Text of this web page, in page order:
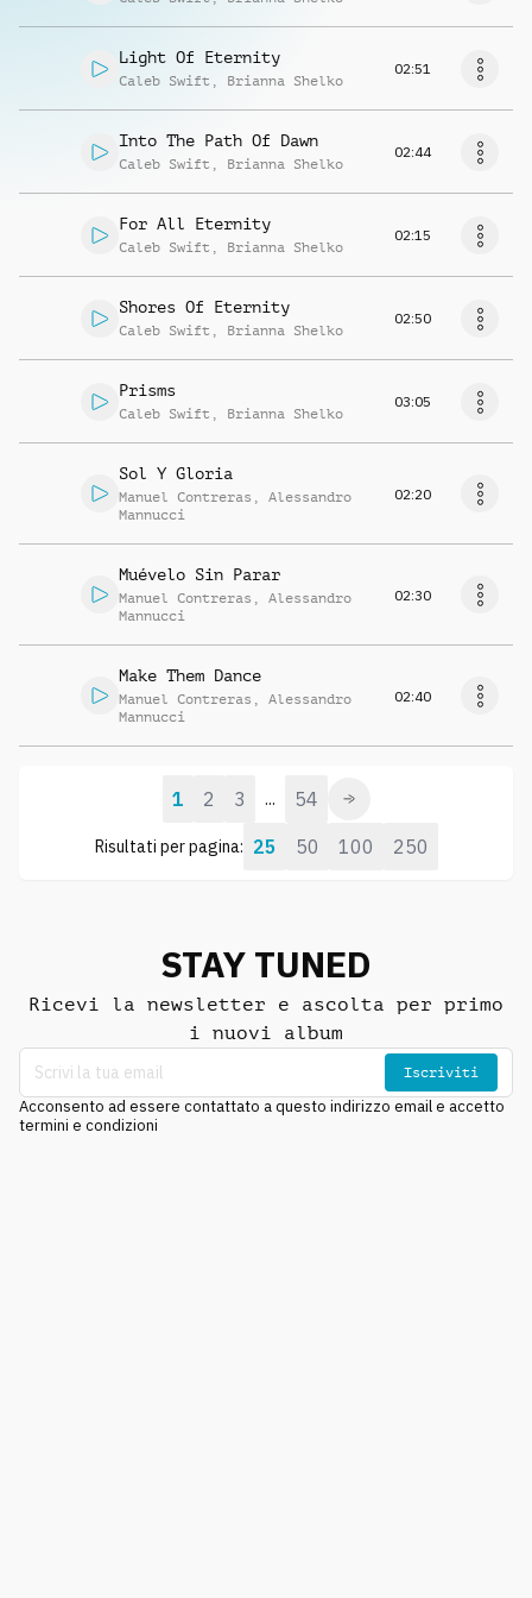
Light Of Eternity
Caleb Swift , Brianna Shelko
02:51
Into The Path Of Dawn
Caleb Swift , Brianna Shelko
02:44
For All Eternity
Caleb Swift , Brianna Shelko
02:15
Shores Of Eternity
Caleb Swift , Brianna Shelko
02:50
Prisms
Caleb Swift , Brianna Shelko
03:05
Sol Y Gloria
Manuel Contreras , Alessandro
Mannucci
02:20
Muévelo Sin Parar
Manuel Contreras , Alessandro
Mannucci
02:30
Make Them Dance
Manuel Contreras , Alessandro
Mannucci
02:40
Risultati per pagina: 25 50 100 250
1 2 3 ... 54
STAY TUNED
Ricevi la newsletter e ascolta per primo
i nuovi album
Iscriviti
Acconsento ad essere contattato a questo indirizzo email e accetto
termini e condizioni